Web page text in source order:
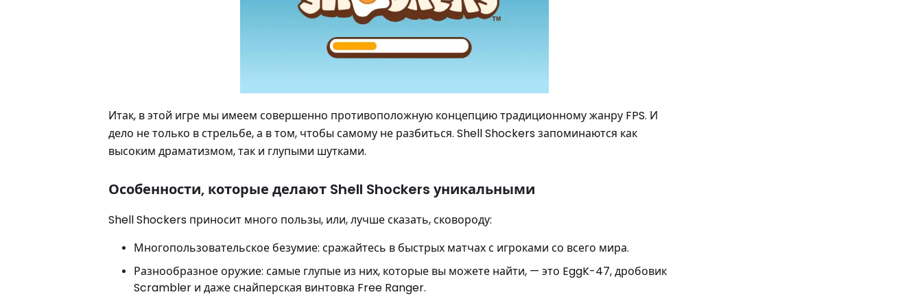
Итак, в этой игре мы имеем совершенно противоположную концепцию традиционному жанру FPS. И
дело не только в стрельбе, а в том, чтобы самому не разбиться. Shell Shockers запоминаются как
высоким драматизмом, так и глупыми шутками.
Особенности, которые делают Shell Shockers уникальными
Shell Shockers приносит много пользы, или, лучше сказать, сковороду:
Многопользовательское безумие: сражайтесь в быстрых матчах с игроками со всего мира.
Разнообразное оружие: самые глупые из них, которые вы можете найти, — это EggK-47, дробовик
Scrambler и даже снайперская винтовка Free Ranger.